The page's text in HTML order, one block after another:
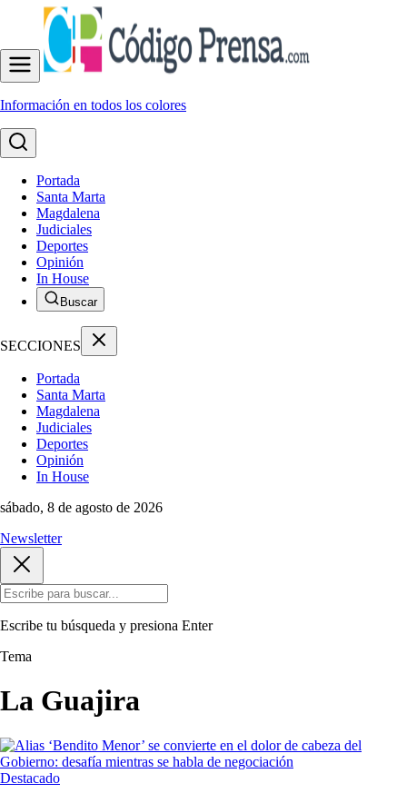
Información en todos los colores
Portada
Santa Marta
Magdalena
Judiciales
Deportes
Opinión
In House
Buscar
SECCIONES
Portada
Santa Marta
Magdalena
Judiciales
Deportes
Opinión
In House
sábado, 8 de agosto de 2026
Newsletter
Escribe tu búsqueda y presiona Enter
Tema
La Guajira
Destacado